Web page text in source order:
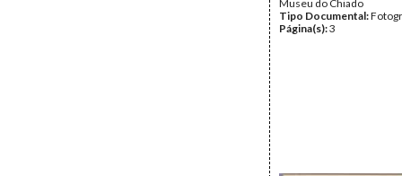
Museu do Chiado
Tipo Documental:
Página(s):3